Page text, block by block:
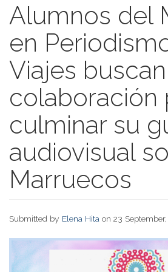
Alumnos del
en
Viajes buscan
colaboración
culminar su
audiovisual
Marruecos
Submitted by Elena Hita on 23 September,